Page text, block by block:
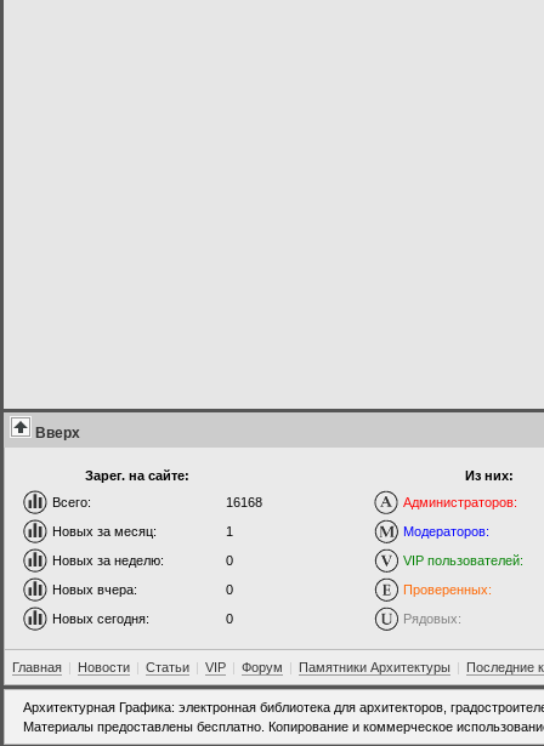
Вверх
Зарег. на сайте:
Всего:
16168
Новых за месяц:
1
Новых за неделю:
0
Новых вчера:
0
Новых сегодня:
0
Из них:
Администраторов:
Модераторов:
VIP пользователей:
Проверенных:
Рядовых:
Главная | Новости | Статьи | VIP | Форум | Памятники Архитектуры | Последние
Архитектурная Графика: электронная библиотека для архитекторов,
Материалы предоставлены бесплатно. Копирование и коммерческое